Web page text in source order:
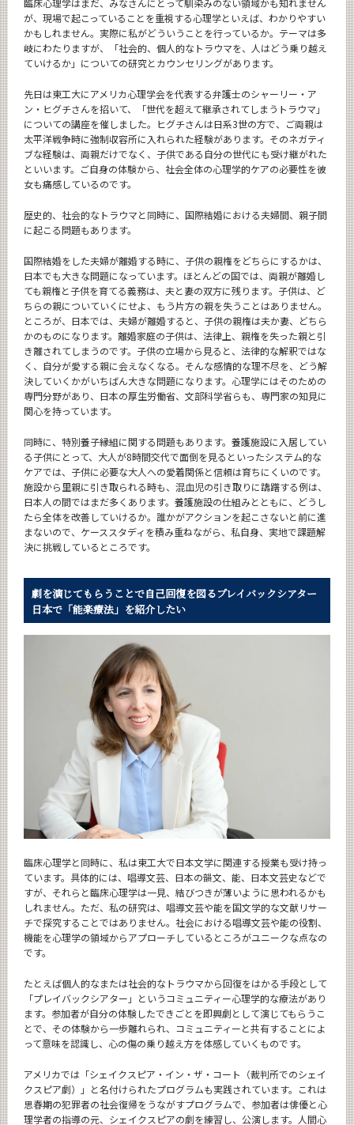
が、現場で起こっていることを重視する心理学といえば、わかりやすい
かもしれません。実際に私がどういうことを行っているか。テーマは多
岐にわたりますが、「社会的、個人的なトラウマを、人はどう乗り越え
ていけるか」についての研究とカウンセリングがあります。
先日は東工大にアメリカ心理学会を代表する弁護士のシャーリー・ア
ン・ヒグチさんを招いて、「世代を超えて継承されてしまうトラウマ」
についての講座を催しました。ヒグチさんは日系3世の方で、ご両親は
太平洋戦争時に強制収容所に入れられた経験があります。そのネガティ
ブな経験は、両親だけでなく、子供である自分の世代にも受け継がれた
といいます。ご自身の体験から、社会全体の心理学的ケアの必要性を彼
女も痛感しているのです。
歴史的、社会的なトラウマと同時に、国際結婚における夫婦間、親子間
に起こる問題もあります。
国際結婚をした夫婦が離婚する時に、子供の親権をどちらにするかは、
日本でも大きな問題になっています。ほとんどの国では、両親が離婚し
ても親権と子供を育てる義務は、夫と妻の双方に残ります。子供は、ど
ちらの親についていくにせよ、もう片方の親を失うことはありません。
ところが、日本では、夫婦が離婚すると、子供の親権は夫か妻、どちら
かのものになります。離婚家庭の子供は、法律上、親権を失った親と引
き離されてしまうのです。子供の立場から見ると、法律的な解釈ではな
く、自分が愛する親に会えなくなる。そんな感情的な理不尽を、どう解
決していくかがいちばん大きな問題になります。心理学にはそのための
専門分野があり、日本の厚生労働省、文部科学省らも、専門家の知見に
関心を持っています。
同時に、特別養子縁組に関する問題もあります。養護施設に入居してい
る子供にとって、大人が8時間交代で面倒を見るといったシステム的な
ケアでは、子供に必要な大人への愛着関係と信頼は育ちにくいのです。
施設から里親に引き取られる時も、混血児の引き取りに躊躇する例は、
日本人の間ではまだ多くあります。養護施設の仕組みとともに、どうし
たら全体を改善していけるか。誰かがアクションを起こさないと前に進
まないので、ケーススタディを積み重ねながら、私自身、実地で課題解
決に挑戦しているところです。
劇を演じてもらうことで自己回復を図るプレイバックシアター
日本で「能楽療法」を紹介したい
臨床心理学と同時に、私は東工大で日本文学に関連する授業も受け持っ
ています。具体的には、唱導文芸、日本の韻文、能、日本文芸史などで
すが、それらと臨床心理学は一見、結びつきが薄いように思われるかも
しれません。ただ、私の研究は、唱導文芸や能を国文学的な文献リサー
チで探究することではありません。社会における唱導文芸や能の役割、
機能を心理学の領域からアプローチしているところがユニークな点なの
です。
たとえば個人的なまたは社会的なトラウマから回復をはかる手段として
「プレイバックシアター」というコミュニティー心理学的な療法があり
ます。参加者が自分の体験したできごとを即興劇として演じてもらうこ
とで、その体験から一歩離れられ、コミュニティーと共有することによ
って意味を認識し、心の傷の乗り越え方を体感していくものです。
アメリカでは「シェイクスピア・イン・ザ・コート（裁判所でのシェイ
クスピア劇）」と名付けられたプログラムも実践されています。これは
思春期の犯罪者の社会復帰をうながすプログラムで、参加者は俳優と心
理学者の指導の元、シェイクスピアの劇を練習し、公演します。人間心